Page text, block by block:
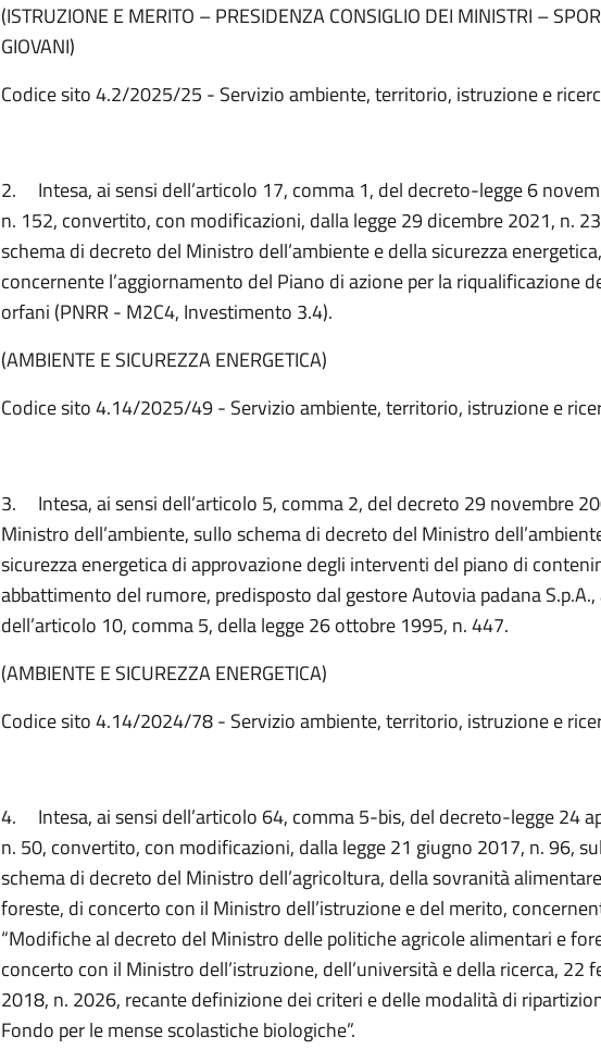
(ISTRUZIONE E MERITO – PRESIDENZA CONSIGLIO DEI MINISTRI –
GIOVANI)
Codice sito 4.2/2025/25 - Servizio ambiente, territorio, istruzione e
2. Intesa, ai sensi dell’articolo 17, comma 1, del decreto-legge 6
n. 152, convertito, con modificazioni, dalla legge 29 dicembre 2021, n.
schema di decreto del Ministro dell’ambiente e della sicurezza energetica,
concernente l’aggiornamento del Piano di azione per la riqualificazione
orfani (PNRR - M2C4, Investimento 3.4).
(AMBIENTE E SICUREZZA ENERGETICA)
Codice sito 4.14/2025/49 - Servizio ambiente, territorio, istruzione e
3. Intesa, ai sensi dell’articolo 5, comma 2, del decreto 29 novembre
Ministro dell’ambiente, sullo schema di decreto del Ministro
sicurezza energetica di approvazione degli interventi del piano di
abbattimento del rumore, predisposto dal gestore Autovia padana S.p.A.,
dell’articolo 10, comma 5, della legge 26 ottobre 1995, n. 447.
(AMBIENTE E SICUREZZA ENERGETICA)
Codice sito 4.14/2024/78 - Servizio ambiente, territorio, istruzione e
4. Intesa, ai sensi dell’articolo 64, comma 5-bis, del decreto-legge 24
n. 50, convertito, con modificazioni, dalla legge 21 giugno 2017, n. 96,
schema di decreto del Ministro dell’agricoltura, della sovranità
foreste, di concerto con il Ministro dell’istruzione e del merito,
“Modifiche al decreto del Ministro delle politiche agricole alimentari e
concerto con il Ministro dell’istruzione, dell’università e della ricerca, 22
2018, n. 2026, recante definizione dei criteri e delle modalità di
Fondo per le mense scolastiche biologiche”.